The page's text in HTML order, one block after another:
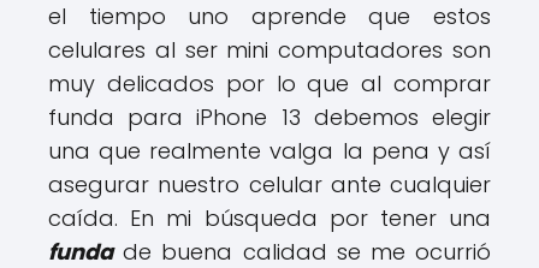
el tiempo uno aprende que estos
celulares al ser mini computadores son
muy delicados por lo que al comprar
funda para iPhone 13 debemos elegir
una que realmente valga la pena y así
asegurar nuestro celular ante cualquier
caída. En mi búsqueda por tener una
fundade buena calidad se me ocurrió